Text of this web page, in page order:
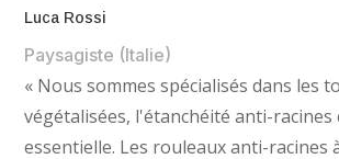
Luca Rossi
Paysagiste (Italie)
« Nous sommes spécialisés dans les
végétalisées, l'étanchéité anti-racines
essentielle. Les rouleaux anti-racines